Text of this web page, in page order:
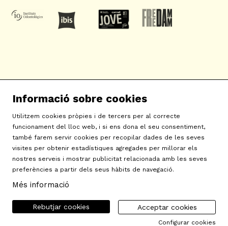
c/ Neopàtria, 54
08030 Barcelona
info@sat-teatre.cat | 933457930
Sitemap | Avís Legal | Ús de Cookies | Contactar
Política de privacitat | Declaració d'accessibilitat
Informació sobre cookies
Utilitzem cookies pròpies i de tercers per al correcte
funcionament del lloc web, i si ens dona el seu consentiment,
també farem servir cookies per recopilar dades de les seves
visites per obtenir estadístiques agregades per millorar els
nostres serveis i mostrar publicitat relacionada amb les seves
preferències a partir dels seus hàbits de navegació.
Més informació
Acceptar cookies
Rebutjar cookies
Configurar cookies